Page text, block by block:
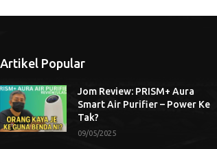
Artikel Popular
Jom Review: PRISM+ Aura
Smart Air Purifier – Power Ke
Tak?
09/05/2025